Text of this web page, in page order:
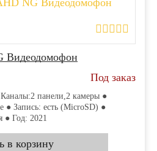
Видеодомофон
Под заказ
панели,2 камеры ●
● Запись: есть (MicroSD) ●
● Год: 2021